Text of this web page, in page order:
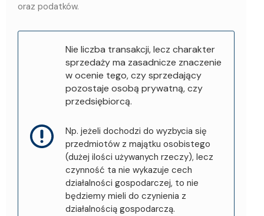
oraz podatków.
Nie liczba transakcji, lecz charakter
sprzedaży ma zasadnicze znaczenie
w ocenie tego, czy sprzedający
pozostaje osobą prywatną, czy
przedsiębiorcą.
Np. jeżeli dochodzi do wyzbycia się
przedmiotów z majątku osobistego
(dużej ilości używanych rzeczy), lecz
czynność ta nie wykazuje cech
działalności gospodarczej, to nie
będziemy mieli do czynienia z
działalnością gospodarczą.